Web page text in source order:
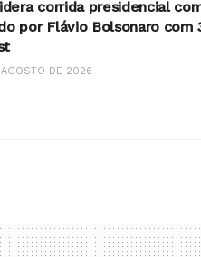
corrida presidencial
por Flávio Bolsonaro com
DE 2026